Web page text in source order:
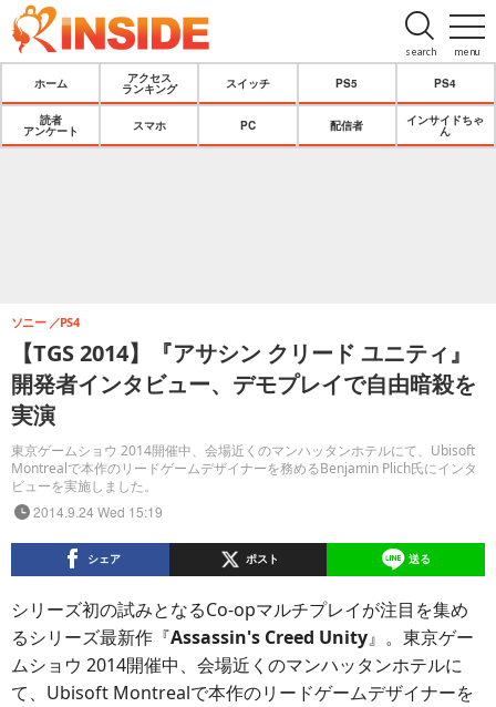
menu
search
ホーム
アクセス
ランキング
スイッチ PS5 PS4
読者
アンケート
スマホ PC 配信者
インサイドちゃ
ん
【TGS 2014】『アサシン クリード ユニティ』
開発者インタビュー、デモプレイで自由暗殺を
実演
東京ゲームショウ 2014開催中、会場近くのマンハッタンホテルにて、Ubisoft
Montrealで本作のリードゲームデザイナーを務めるBenjamin Plich氏にインタ
ビューを実施しました。
ソニー PS4
2014.9.24 Wed 15:19
シェア ポスト 送る
シリーズ初の試みとなるCo-opマルチプレイが注目を集め
るシリーズ最新作『Assassin's Creed Unity』。東京ゲー
ムショウ 2014開催中、会場近くのマンハッタンホテルに
て、Ubisoft Montrealで本作のリードゲームデザイナーを